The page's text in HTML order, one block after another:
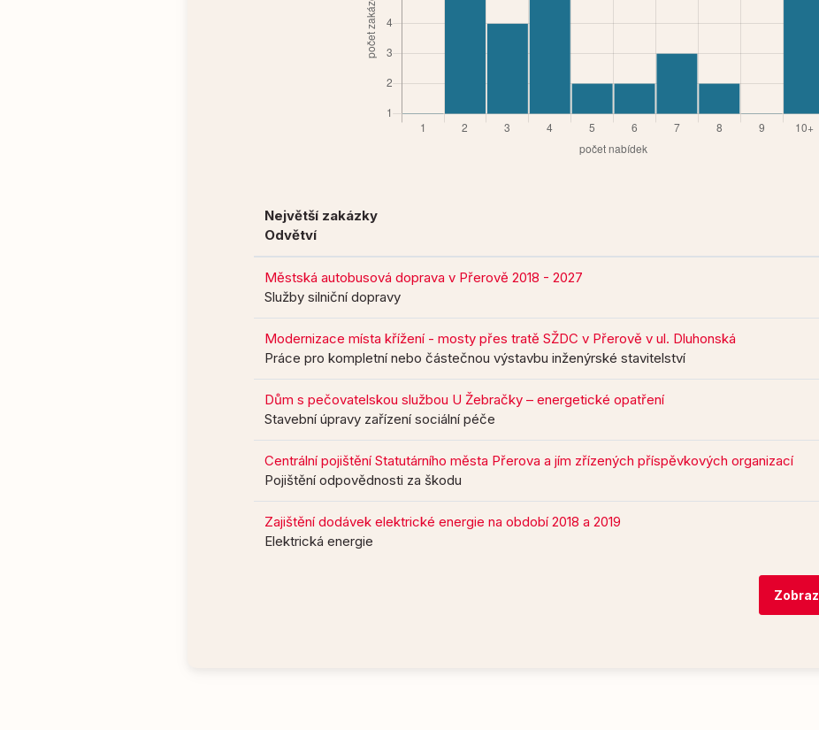
Největší zakázky
Odvětví
Městská autobusová doprava v Přerově 2018 - 2027
Služby silniční dopravy
Modernizace místa křížení - mosty přes tratě SŽDC v Přerově v ul. Dluhonská
Práce pro kompletní nebo částečnou výstavbu inženýrské stavitelství
Dům s pečovatelskou službou U Žebračky – energetické opatření
Stavební úpravy zařízení sociální péče
Centrální pojištění Statutárního města Přerova a jím zřízených příspěvkových organizací
Pojištění odpovědnosti za škodu
Zajištění dodávek elektrické energie na období 2018 a 2019
Elektrická energie